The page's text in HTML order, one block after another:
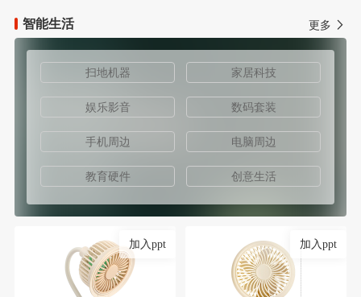
智能生活 更多
扫地机器 家居科技
娱乐影音 数码套装
手机周边 电脑周边
教育硬件 创意生活
加入ppt 加入ppt